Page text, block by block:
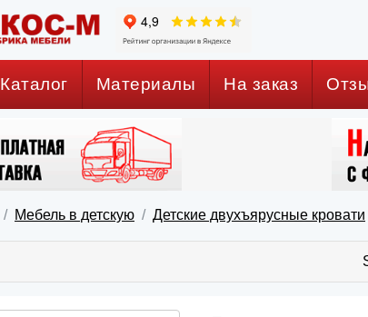
Каталог Материалы На заказ
Мебель в детскую Детские двухъярусные кровати